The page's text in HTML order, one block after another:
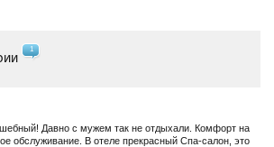
1
Давно с мужем так не отдыхали. Комфорт на
обслуживание. В отеле прекрасный Спа-салон, это